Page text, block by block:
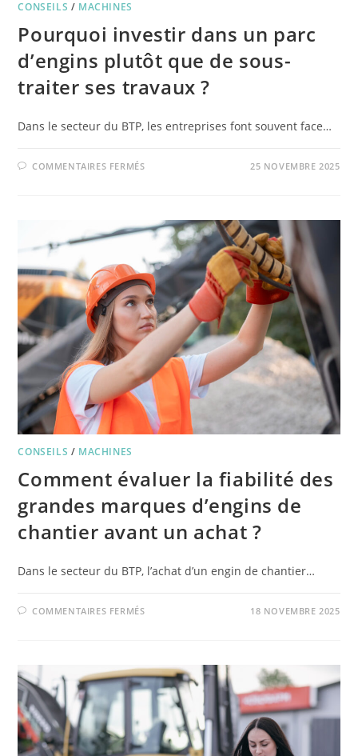
CONSEILS / MACHINES
Pourquoi investir dans un parc
d’engins plutôt que de sous-
traiter ses travaux ?
Dans le secteur du BTP, les entreprises font souvent face…
COMMENTAIRES FERMÉS 25 NOVEMBRE 2025
CONSEILS / MACHINES
Comment évaluer la fiabilité des
grandes marques d’engins de
chantier avant un achat ?
Dans le secteur du BTP, l’achat d’un engin de chantier…
COMMENTAIRES FERMÉS 18 NOVEMBRE 2025